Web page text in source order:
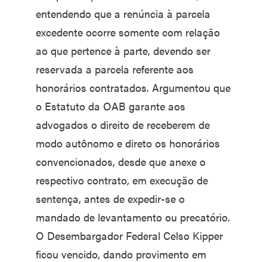
entendendo que a renúncia à parcela
excedente ocorre somente com relação
ao que pertence à parte, devendo ser
reservada a parcela referente aos
honorários contratados. Argumentou que
o Estatuto da OAB garante aos
advogados o direito de receberem de
modo autônomo e direto os honorários
convencionados, desde que anexe o
respectivo contrato, em execução de
sentença, antes de expedir-se o
mandado de levantamento ou precatório.
O Desembargador Federal Celso Kipper
ficou vencido, dando provimento em